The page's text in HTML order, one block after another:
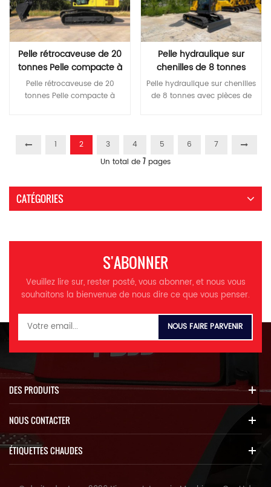
plate-forme 3385 MM O Max.
10760 hauteur de creusement
MM P 7400 Max. hauteur de
décharge MM 7320 Q Max.
profondeur de fouille 6695
MM R Max. 7150 Profondeur
verticale de la paroi MM S
11660 Max. Profondeur de
MM U MAX. 9250 MM V
4850 Min. rayon de
箱容积 Volume du réservoir de
carburant (L) L 595 发动机
Moteur Marque Dongfeng
ISUZU6HK1X 功率Puissance
nominale (kw/r/min)
kW/tr/min 242/2000
190,5/2000 进气方式Mode
Injection directe 排放标准
Châssis 驱动方式Mode
Marque KPMK5V160DT ​ 额定压
de rotation 品牌型号Marque En
Pression nominale MPa 26,5
行走马达Moteur de voyage 品
牌型号Marque KYB
RT60T/HYUNDAI HT33A 工作压
力Pression nominale MPa 34.3
主控阀Valve de régulation 品牌
型号Marque En ligne
Hydraulique 液压油Huile
et dosage Kg HM046/310 底盘
件Pièces de châssis 履带形式-
Formulaire de suivi 三齿Trois
dents 履带板宽度Largeur de
voie ㎜ 600mm 履带板数量
Non. de piste 件 每侧 49 (de
chaque côté) Pression de
Pelle rétrocaveuse de 20
tonnes Pelle compacte à
longue portée
Pelle rétrocaveuse de 20 tonnes Pelle compacte à longue portée * Configuration de base haut de gamme de première classe Les moteurs Yanmar sont conformes aux émissions Stage III, économisant ainsi de l'énergie et du carburant. Pompe principale et vanne principale de marque internationale Les composants hydrauliques de marque mondiale garantissent une grande fiabilité du système hydraulique * Une plus grande fiabilité et durabilité Corps robuste et haute résistance Pièces structurelles renforcées de la flèche, du bras et du godet * Un confort plus coordonné Nouvelle cabine très rigide, silencieuse et confortable Moniteur LCD couleur pour une surveillance et une maintenance pratiques Plusieurs modes de fonctionnement disponibles Caractéristiques MODÈLE Unité QIT 205,9 Poids opérationnel Tonne 21.3 Capacité du seau m³ 0,93 Modèle de moteur 广康QSB7.0 4M50 ​ Puissance nominale kW/tr/min 124/2000 118/2000 Volume du réservoir de carburant L 420 Vitesse de voyage km/h 5,2/3,5 Vitesse de swing tr/min 11.5 Degré d'escalade maximum ° 70 Force d'arrachage du godet à puissance max ISO KN 157 Pression de mise à la terre moyenne KPA 46,5 Modèle de pompe hydraulique EDDIE FMP112APDT KPMK3V112DT Débit maximal L/min 215 *2 228*2 Pression de réglage MPa 37 Volume du réservoir hydraulique L 246 Une longueur hors tout mm 9560 B Largeur hors tout mm 2780 C Hauteur totale （jusqu'au sommet de la flèche ） mm 3040 D Hauteur hors tout （jusqu'au sommet de la cabine ） mm 3120 E Garde au sol du contrepoids mm 1065 F Min. garde au sol mm 466 G Rayon de pivotement arrière mm 2720 H Longueur de mise à la terre du rail mm 3260 J Longueur de piste mm 4060 K Voie écartement mm 2180 L Largeur de voie mm 2780 Largeur des patins M mm 600 N Largeur du plateau tournant mm 2700 Ô Max. hauteur de fouille mm 9275 PMax . hauteur de déversement mm 6560 QMax . profondeur de creusement mm 6515 RMax . profondeur de creusement des murs verticaux mm 5915 SMax . profondeur de creusement pour un plan horizontal de 2,5 m mm 6380 TMax . portée de creusement mm 9865 U Portée d'excavation max. au niveau du sol mm 9680 VMin . rayon de rotation mm 3630 WMax . hauteur au rayon d'oscillation minimum mm 7670 X Distance du centre de rotation à l'arrière mm 2720
Lire La Suite
Pelle hydraulique sur
chenilles de 8 tonnes
avec pièces de machine à
briser
Pelle hydraulique sur chenilles de 8 tonnes avec pièces de machine à briser * Configuration de base haut de gamme de première classe Les moteurs Yanmar sont conformes aux émissions Stage III, économisant ainsi de l'énergie et du carburant. Pompe principale et vanne principale de marque internationale Les composants hydrauliques de marque mondiale garantissent une grande fiabilité du système hydraulique * Une plus grande fiabilité et durabilité Corps robuste et haute résistance Pièces structurelles renforcées de la flèche, du bras et du godet * Un confort plus coordonné Nouvelle cabine très rigide, silencieuse et confortable Moniteur LCD couleur pour une surveillance et une maintenance pratiques Plusieurs modes de fonctionnement disponibles Caractéristiques MODÈLE Unité QIT 80,9 Poids opérationnel Tonne 8.2 Capacité du seau m³ 0,32 Modèle de moteur YANMAR 4TNV98T YANMAR 4TNV98 Puissance nominale kW/tr/min 56,5/2200 46,3/2200 Volume du réservoir de carburant L 130 Vitesse de voyage km/h 5.1/2.7 Vitesse de swing tr/min dix Degré d'escalade maximum ° 70 Force d'arrachage du godet à puissance max ISO KN 52 Pression de mise à la terre moyenne KPA 30 Modèle de pompe hydraulique En ligne HP3V80 Débit maximal L/min 165 Pression de réglage MPa 32 Volume du réservoir hydraulique L 90 Une longueur hors tout mm 6100 B Largeur hors tout mm 2300 C Hauteur totale （jusqu'au sommet de la flèche ） mm 2515 D Hauteur hors tout （jusqu'au sommet de la cabine ） mm 2680 E Garde au sol du contrepoids mm 760 F Min. garde au sol mm 380 G Rayon de pivotement arrière mm 1755 H Longueur de mise à la terre du rail mm 2150 J Longueur de piste mm 2760 K Voie écartement mm 1700 L Largeur de voie mm 2150 Largeur des patins M mm 450 N Largeur du plateau tournant mm 2198 Ô Max. hauteur de fouille mm 7165 PMax . hauteur de déversement mm 5065 QMax . profondeur de creusement mm 4038 RMax . profondeur de creusement des murs verticaux mm 3505 SMax . profondeur de creusement pour un plan horizontal de 2,5 m mm 3680 TMax . portée de creusement mm 6330 U Portée d'excavation max. au niveau du sol mm 6180 VMin . rayon de rotation mm 1795 WMax . hauteur au rayon d'oscillation minimum mm 5500 X Distance du centre de rotation à l'arrière mm 1755
1 2 3 4 5 6
7
Un total de 7 pages
CATÉGORIES
S'ABONNER
Veuillez lire sur, rester posté, vous abonner, et nous vous
souhaitons la bienvenue de nous dire ce que vous penser.
DES PRODUITS
NOUS CONTACTER
ÉTIQUETTES CHAUDES